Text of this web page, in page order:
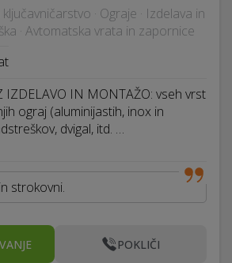
· Ograje · Izdelava in
· Avtomatska vrata in zapornice
IZDELAVO IN MONTAŽO: vseh vrst
ograj (aluminijastih, inox in
dvigal, itd. …
strokovni.
POKLIČI